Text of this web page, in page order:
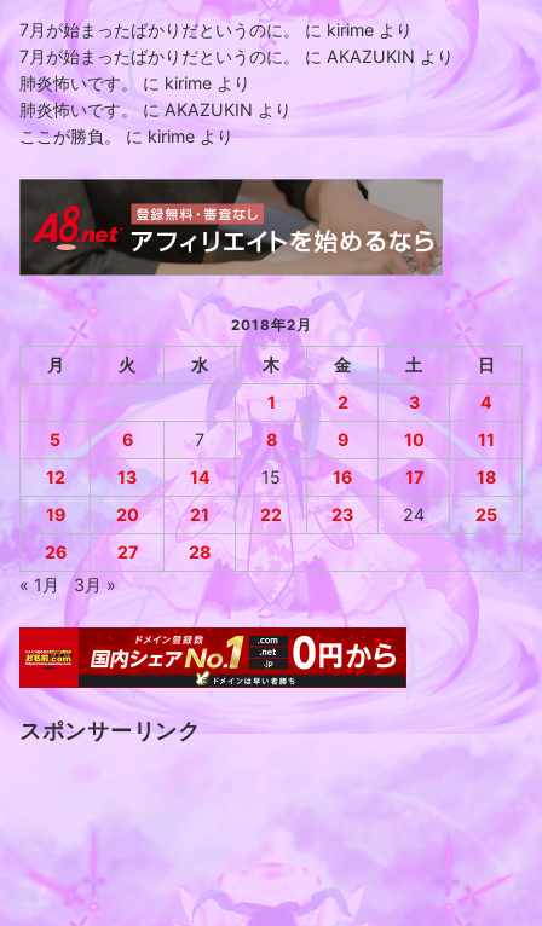
7月が始まったばかりだというのに。 に kirime より
7月が始まったばかりだというのに。
に AKAZUKIN より
肺炎怖いです。 に kirime より
肺炎怖いです。
に AKAZUKIN より
ここが勝負。
にkirimeより
2018年2月
月 火 水 木 金 土
日
1
2 3
4
5
6 7 8 9 10
11
12
13 14 15 16 17
18
19
20 21 22 23 24
25
26
27
28
« 1月
3月 »
スポンサーリンク